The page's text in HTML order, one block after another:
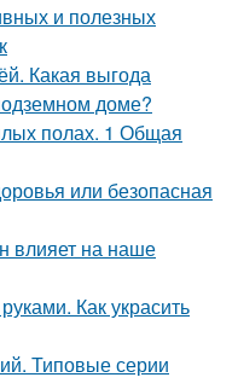
и полезных
Какая выгода
доме?
полах. 1 Общая
или безопасная
влияет на наше
Как украсить
Типовые серии